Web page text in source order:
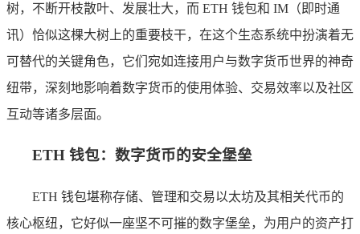
树，不断开枝散叶、发展壮大，而 ETH 钱包和 IM（即时通
讯）恰似这棵大树上的重要枝干，在这个生态系统中扮演着无
可替代的关键角色，它们宛如连接用户与数字货币世界的神奇
纽带，深刻地影响着数字货币的使用体验、交易效率以及社区
互动等诸多层面。
ETH 钱包：数字货币的安全堡垒
ETH 钱包堪称存储、管理和交易以太坊及其相关代币的
核心枢纽，它好似一座坚不可摧的数字堡垒，为用户的资产打